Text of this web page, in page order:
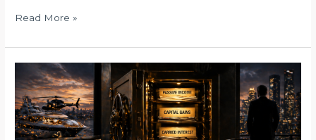
Read More »
开
亿
万
富